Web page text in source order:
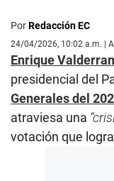
PorRedacción EC
24/04/2026, 10:02 a.m. |
Enrique
presidencial del
Generales del
atraviesa una
votación que